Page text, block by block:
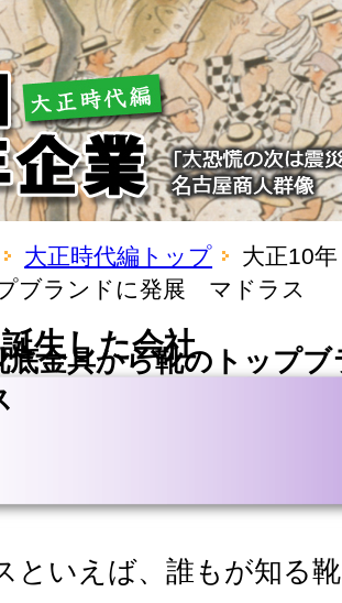
大正時代編トップ
大正10
ブランドに発展 マドラス
生した会社
底金具から靴のトップ
といえば、誰もが知る靴